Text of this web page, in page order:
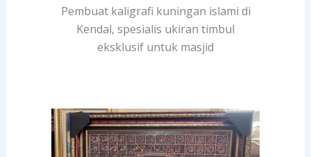
Pembuat kaligrafi kuningan islami di
Kendal, spesialis ukiran timbul
eksklusif untuk masjid